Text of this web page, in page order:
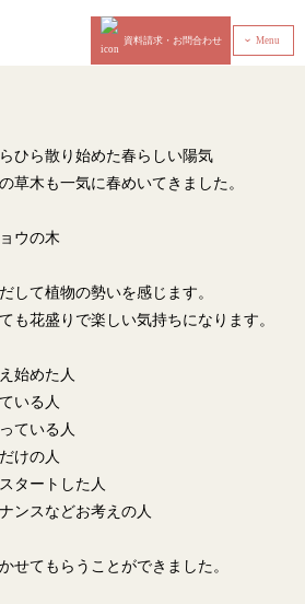
資料請求・お問合わせ ‹ Menu
ひら散り始めた春らしい陽気
草木も一気に春めいてきました。
ウの木
して植物の勢いを感じます。
も花盛りで楽しい気持ちになります。
始めた人
いる人
ている人
けの人
タートした人
ンスなどお考えの人
せてもらうことができました。